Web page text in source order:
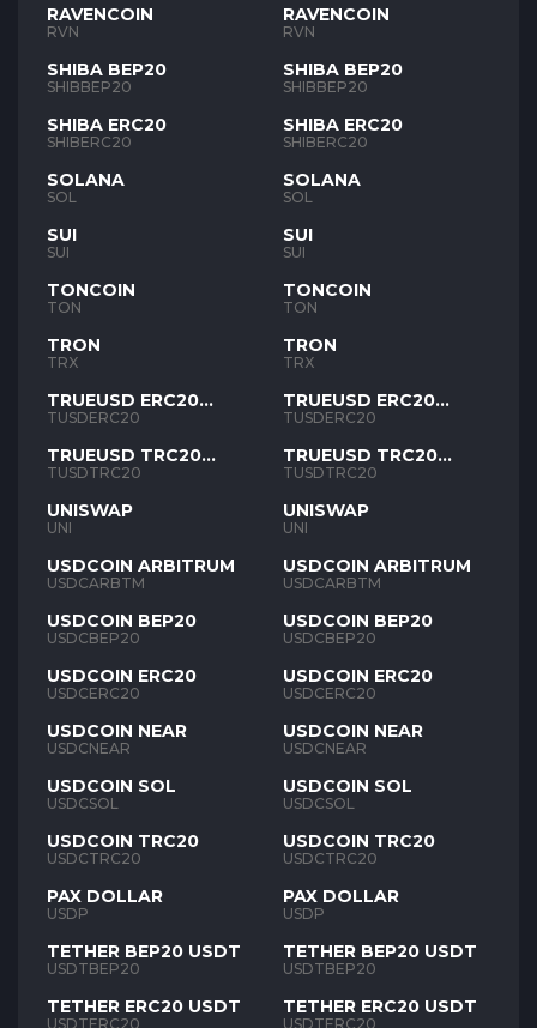
RAVENCOIN
RVN
SHIBA BEP20
SHIBBEP20
SHIBA ERC20
SHIBERC20
SOLANA
SOL
SUI
SUI
TONCOIN
TON
TRON
TRX
TRUEUSD ERC20
TUSD
TUSDERC20
TRUEUSD TRC20
TUSD
TUSDTRC20
UNISWAP
UNI
USDCOIN ARBITRUM
USDCARBTM
USDCOIN BEP20
USDCBEP20
USDCOIN ERC20
USDCERC20
USDCOIN NEAR
USDCNEAR
USDCOIN SOL
USDCSOL
USDCOIN TRC20
USDCTRC20
PAX DOLLAR
USDP
TETHER BEP20 USDT
USDTBEP20
TETHER ERC20 USDT
USDTERC20
RAVENCOIN
RVN
SHIBA BEP20
SHIBBEP20
SHIBA ERC20
SHIBERC20
SOLANA
SOL
SUI
SUI
TONCOIN
TON
TRON
TRX
TRUEUSD ERC20
TUSD
TUSDERC20
TRUEUSD TRC20
TUSD
TUSDTRC20
UNISWAP
UNI
USDCOIN ARBITRUM
USDCARBTM
USDCOIN BEP20
USDCBEP20
USDCOIN ERC20
USDCERC20
USDCOIN NEAR
USDCNEAR
USDCOIN SOL
USDCSOL
USDCOIN TRC20
USDCTRC20
PAX DOLLAR
USDP
TETHER BEP20 USDT
USDTBEP20
TETHER ERC20 USDT
USDTERC20